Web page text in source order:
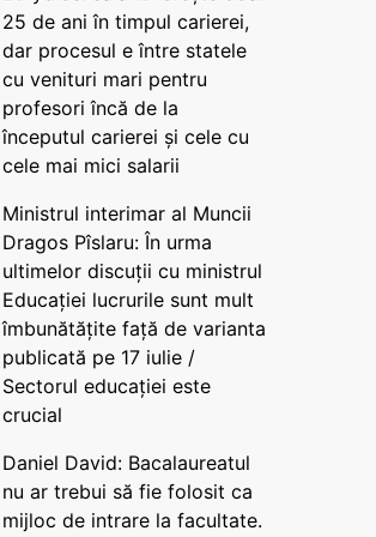
25 de ani în timpul carierei,
dar procesul e între statele
cu venituri mari pentru
profesori încă de la
începutul carierei și cele cu
cele mai mici salarii
Ministrul interimar al Muncii
Dragos Pîslaru: În urma
ultimelor discuții cu ministrul
Educației lucrurile sunt mult
îmbunătățite față de varianta
publicată pe 17 iulie /
Sectorul educației este
crucial
Daniel David: Bacalaureatul
nu ar trebui să fie folosit ca
mijloc de intrare la facultate.